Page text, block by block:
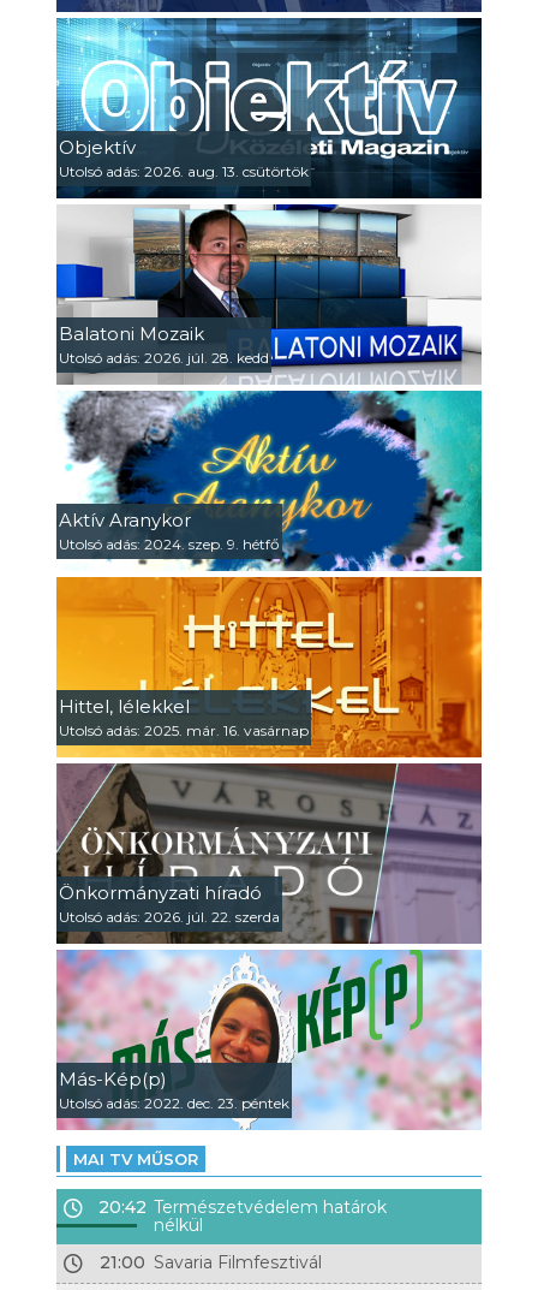
Objektív
Utolsó adás: 2026. aug. 13. csütörtök
Balatoni Mozaik
Utolsó adás: 2026. júl. 28. kedd
Aktív Aranykor
Utolsó adás: 2024. szep. 9. hétfő
Hittel, lélekkel
Utolsó adás: 2025. már. 16. vasárnap
Önkormányzati híradó
Utolsó adás: 2026. júl. 22. szerda
Más-Kép(p)
Utolsó adás: 2022. dec. 23. péntek
MAI TV MŰSOR
20:42 Természetvédelem határok
nélkül
21:00 Savaria Filmfesztivál